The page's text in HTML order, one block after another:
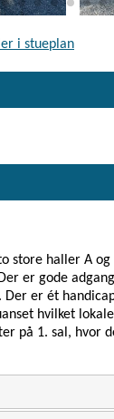
i stueplan
store haller A
er gode
er ét
hvilket
på 1. sal, hvor